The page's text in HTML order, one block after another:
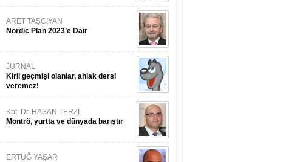
danışıyorsunuz?
ARET TAŞCIYAN
Nordic Plan 2023’e Dair
JURNAL
Kirli geçmişi olanlar, ahlak dersi
veremez!
Kpt. Dr. HASAN TERZİ
Montrö, yurtta ve dünyada barıştır
ERTUĞ YAŞAR